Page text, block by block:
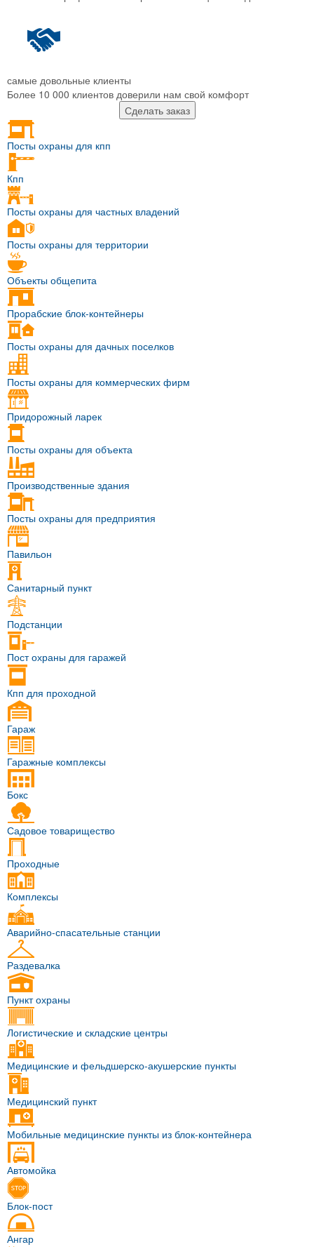
самые довольные клиенты
Более 10 000 клиентов доверили нам свой комфорт
Сделать заказ
Посты охраны для кпп
Кпп
Посты охраны для частных владений
Посты охраны для территории
Объекты общепита
Прорабские блок-контейнеры
Посты охраны для дачных поселков
Посты охраны для коммерческих фирм
Придорожный ларек
Посты охраны для объекта
Производственные здания
Посты охраны для предприятия
Павильон
Санитарный пункт
Подстанции
Пост охраны для гаражей
Кпп для проходной
Гараж
Гаражные комплексы
Бокс
Садовое товарищество
Проходные
Комплексы
Аварийно-спасательные станции
Раздевалка
Пункт охраны
Логистические и складские центры
Медицинские и фельдшерско-акушерские пункты
Медицинский пункт
Мобильные медицинские пункты из блок-контейнера
Автомойка
Блок-пост
Ангар